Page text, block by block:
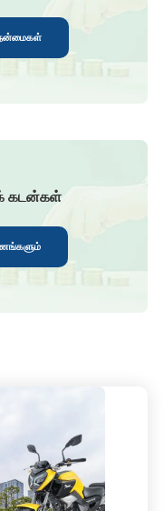
நன்மைகள்
கடன்கள்